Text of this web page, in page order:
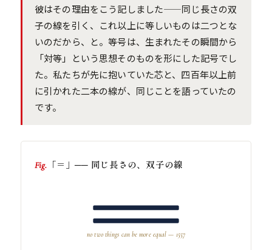
彼はその理由をこう記しました——同じ長さの双
子の線を引く、これ以上に等しいものは二つとな
いのだから、と。等号は、生まれたその瞬間から
「対等」という思想そのものを形にした記号でし
た。私たちが先に抱いていた芯と、四百年以上前
に引かれた二本の線が、同じことを語っていたの
です。
Fig. 「＝」── 同じ長さの、双子の線
no two things can be more equal — 1557